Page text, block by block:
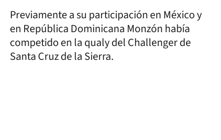
Previamente a su participación en México y
en República Dominicana Monzón había
competido en la qualy del Challenger de
Santa Cruz de la Sierra.